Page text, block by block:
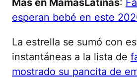
Más en MamásLatinas:
esperan bebé en este
La estrella se sumó con
instantáneas a la lista de
mostrado su pancita de